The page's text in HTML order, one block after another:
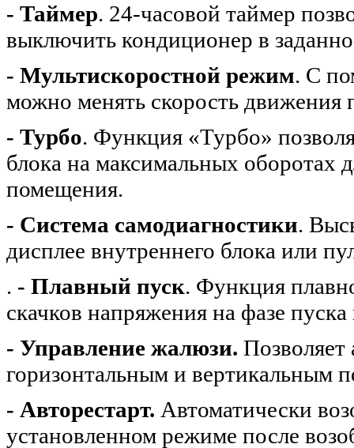
- Таймер. 24-часовой таймер
выключить кондиционер в
- Мультискоростной режим. С
можно менять скорость движения
- Турбо. Функция «Турбо»
блока на максимальных оборотах
помещения.
- Система самодиагностики.
дисплее внутреннего блока или
. - Плавный пуск. Функция
скачков напряжения на фазе
- Управление жалюзи. Позволяет
горизонтальным и вертикальным
- Авторестарт. Автоматически
установленном режиме после